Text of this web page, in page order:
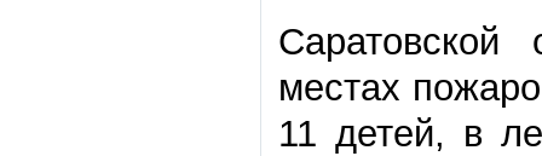
Саратовской
местах
11 детей, в